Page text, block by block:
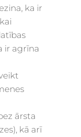
ka ir
ir agrīna
ārsta
kā arī